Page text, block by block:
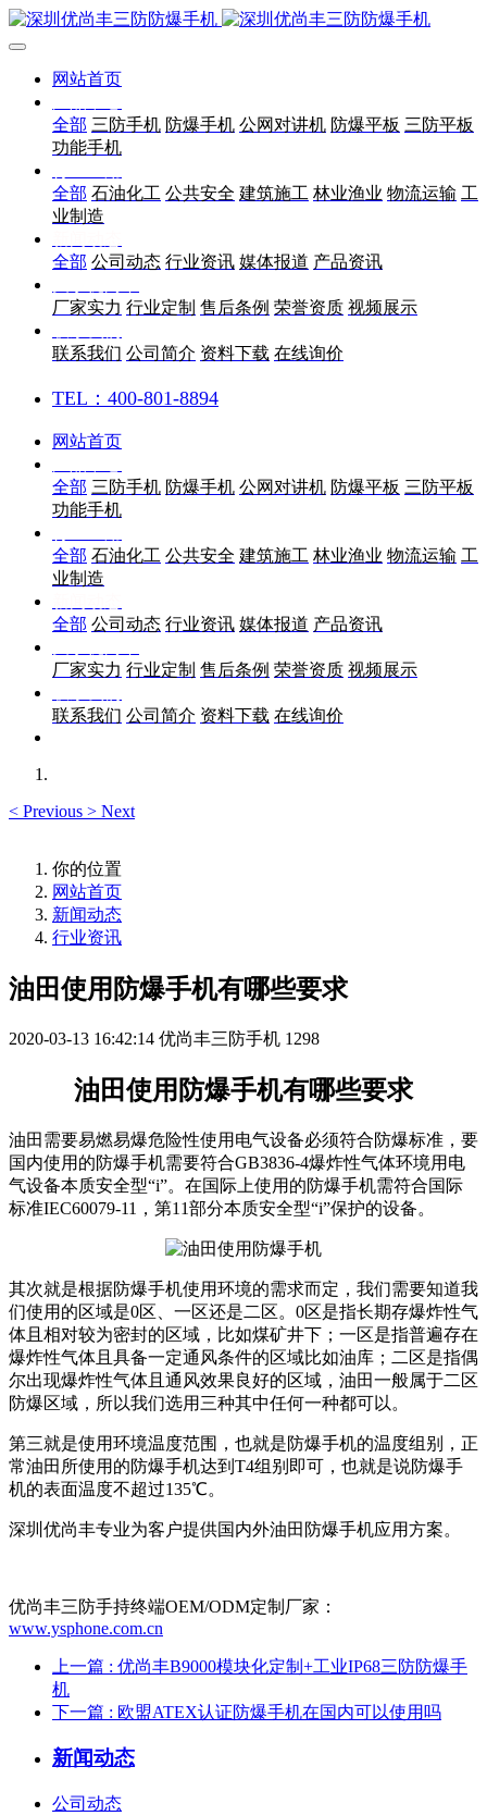
网站首页
全部 三防手机 防爆手机 公网对讲机 防爆平板 三防平板
功能手机
全部 石油化工 公共安全 建筑施工 林业渔业 物流运输 工
业制造
全部 公司动态 行业资讯 媒体报道 产品资讯
厂家实力 行业定制 售后条例 荣誉资质 视频展示
联系我们 公司简介 资料下载 在线询价
TEL：400-801-8894
网站首页
全部 三防手机 防爆手机 公网对讲机 防爆平板 三防平板
功能手机
全部 石油化工 公共安全 建筑施工 林业渔业 物流运输 工
业制造
全部 公司动态 行业资讯 媒体报道 产品资讯
厂家实力 行业定制 售后条例 荣誉资质 视频展示
联系我们 公司简介 资料下载 在线询价
< Previous > Next
你的位置
网站首页
新闻动态
行业资讯
油田使用防爆手机有哪些要求
2020-03-13 16:42:14 优尚丰三防手机 1298
油田使用防爆手机有哪些要求
油田需要易燃易爆危险性使用电气设备必须符合防爆标准，要
国内使用的防爆手机需要符合GB3836-4爆炸性气体环境用电
气设备本质安全型“i”。在国际上使用的防爆手机需符合国际
标准IEC60079-11，第11部分本质安全型“i”保护的设备。
其次就是根据防爆手机使用环境的需求而定，我们需要知道我
们使用的区域是0区、一区还是二区。0区是指长期存爆炸性气
体且相对较为密封的区域，比如煤矿井下；一区是指普遍存在
爆炸性气体且具备一定通风条件的区域比如油库；二区是指偶
尔出现爆炸性气体且通风效果良好的区域，油田一般属于二区
防爆区域，所以我们选用三种其中任何一种都可以。
第三就是使用环境温度范围，也就是防爆手机的温度组别，正
常油田所使用的防爆手机达到T4组别即可，也就是说防爆手
机的表面温度不超过135℃。
深圳优尚丰专业为客户提供国内外油田防爆手机应用方案。
优尚丰三防手持终端OEM/ODM定制厂家：
www.ysphone.com.cn
上一篇 : 优尚丰B9000模块化定制+工业IP68三防防爆手
机
下一篇 : 欧盟ATEX认证防爆手机在国内可以使用吗
新闻动态
公司动态